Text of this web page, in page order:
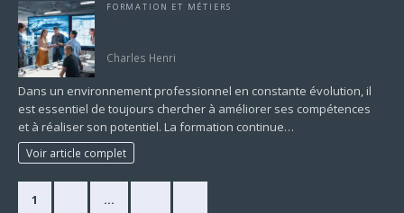
FORMATION ET MÉTIERS
Charles Henri
Dans un environnement professionnel en constante évolution, il
est essentiel de toujours chercher à améliorer ses compétences
et à réaliser son potentiel. La formation continue…
Voir article complet
1 …